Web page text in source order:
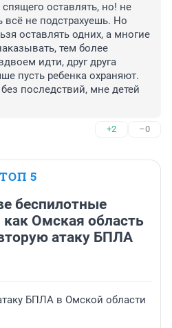
оставлять, но! не
всё не подстрахуешь. Но
оставлять одних, а многие
тем более
идти, друг друга
пусть ребенка охраняют.
последствий, мне детей
+2 –0
ТОП 5
беспилотные
как Омская область
атаку БПЛА
БПЛА в Омской области